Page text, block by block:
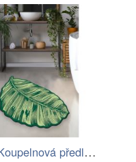
ASIR Koupelnová předložka SHEET list